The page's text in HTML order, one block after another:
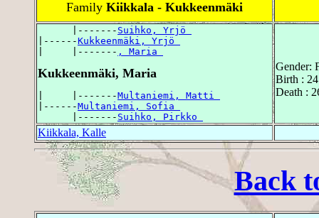
Family Kiikkala - Kukkeenmäki
      |-------
Suihko, Yrjö
|------Kukkeenmäki, Yrjö
|     |------- , Maria
Kukkeenmäki, Maria
|     |-------Multaniemi, Matti
|------Multaniemi, Sofia
      |-------
Suihko, Pirkko
Gender:
Birth :
Death :
Kiikkala, Kalle
Back